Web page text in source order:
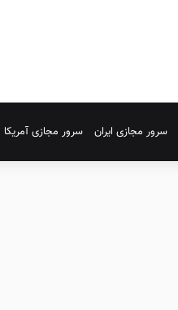
سرور مجازی ایران سرور مجازی آمریکا